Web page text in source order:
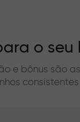
o seu
e bônus são
consistentes